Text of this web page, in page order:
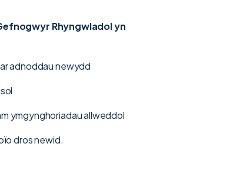
Rhyngwladol yn
adnoddau newydd
ymgynghoriadau allweddol
dros newid.